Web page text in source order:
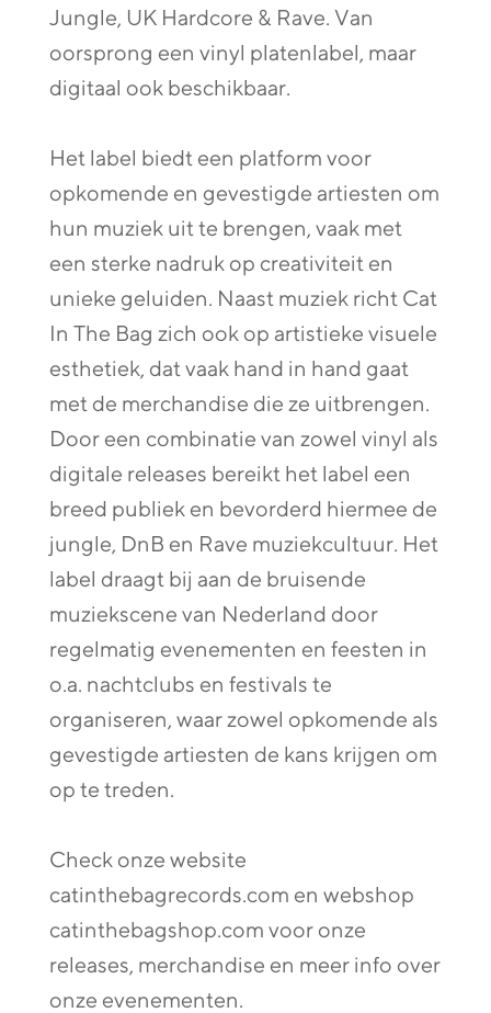
Jungle, UK Hardcore & Rave. Van
oorsprong een vinyl platenlabel, maar
digitaal ook beschikbaar.
Het label biedt een platform voor
opkomende en gevestigde artiesten om
hun muziek uit te brengen, vaak met
een sterke nadruk op creativiteit en
unieke geluiden. Naast muziek richt Cat
In The Bag zich ook op artistieke visuele
esthetiek, dat vaak hand in hand gaat
met de merchandise die ze uitbrengen.
Door een combinatie van zowel vinyl als
digitale releases bereikt het label een
breed publiek en bevorderd hiermee de
jungle, DnB en Rave muziekcultuur. Het
label draagt bij aan de bruisende
muziekscene van Nederland door
regelmatig evenementen en feesten in
o.a. nachtclubs en festivals te
organiseren, waar zowel opkomende als
gevestigde artiesten de kans krijgen om
op te treden.
Check onze website
catinthebagrecords.com en webshop
catinthebagshop.com voor onze
releases, merchandise en meer info over
onze evenementen.